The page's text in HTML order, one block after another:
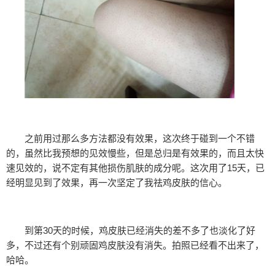
之前用过那么多方法都没有效果，这次终于碰到一个不错
的，虽然比我预想的见效慢些，但是总归是有效果的，而且太快
速见效的，说不定有其他损伤肌肤的成分呢。这次用了15天，已
经明显见到了效果，再一次坚定了我祛鸡皮肤的信心。
到第30天的时候，鸡皮肤已经消失的差不多了也淡化了好
多，不过还有个别顽固鸡皮肤没有消失。拍照已经看不出来了，
哈哈。